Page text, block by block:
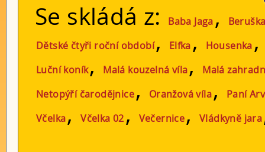
Se skládá z: Baba Jaga ,
Dětské čtyři roční období, Elfka , Housenka
Luční koník, Malá kouzelná víla,
Malá
Netopýří čarodějnice, Oranžová víla,
Paní
Včelka, Včelka 02 , Večernice, Vládkyně jara